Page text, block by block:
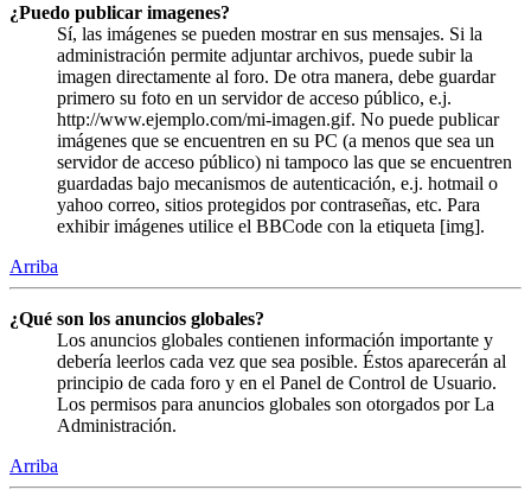
¿Puedo publicar imagenes?
Sí, las imágenes se pueden mostrar en sus mensajes. Si la
administración permite adjuntar archivos, puede subir la
imagen directamente al foro. De otra manera, debe guardar
primero su foto en un servidor de acceso público, e.j.
http://www.ejemplo.com/mi-imagen.gif. No puede publicar
imágenes que se encuentren en su PC (a menos que sea un
servidor de acceso público) ni tampoco las que se encuentren
guardadas bajo mecanismos de autenticación, e.j. hotmail o
yahoo correo, sitios protegidos por contraseñas, etc. Para
exhibir imágenes utilice el BBCode con la etiqueta [img].
Arriba
¿Qué son los anuncios globales?
Los anuncios globales contienen información importante y
debería leerlos cada vez que sea posible. Éstos aparecerán al
principio de cada foro y en el Panel de Control de Usuario.
Los permisos para anuncios globales son otorgados por La
Administración.
Arriba